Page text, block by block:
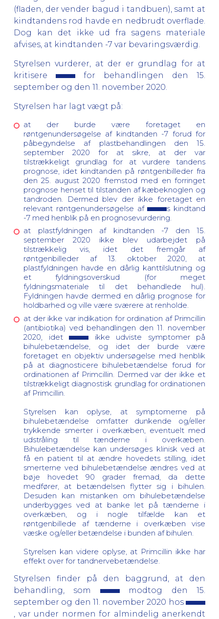
(fladen, der vender bagud i tandbuen), samt at
kindtandens rod havde en nedbrudt overflade.
Dog kan det ikke ud fra sagens materiale
afvises, at kindtanden -7 var bevaringsværdig.
Styrelsen vurderer, at der er grundlag for at
kritisere
for behandlingen den 15.
september og den 11. november 2020.
Styrelsen har lagt vægt på:
at der burde være foretaget en
røntgenundersøgelse af kindtanden -7 forud for
påbegyndelse af plastbehandlingen den 15.
september 2020 for at sikre, at der var
tilstrækkeligt grundlag for at vurdere tandens
prognose, idet kindtanden på røntgenbilleder fra
den 25. august 2020 fremstod med en forringet
prognose henset til tilstanden af kæbeknoglen og
tandroden. Dermed blev der ikke foretaget en
relevant røntgenundersøgelse af
s kindtand
-7 med henblik på en prognosevurdering.
at plastfyldningen af kindtanden -7 den 15.
september 2020 ikke blev udarbejdet på
tilstrækkelig vis, idet det fremgår af
røntgenbilleder af 13. oktober 2020, at
plastfyldningen havde en dårlig kanttilslutning og
et fyldningsoverskud (for meget
fyldningsmateriale til det behandlede hul).
Fyldningen havde dermed en dårlig prognose for
holdbarhed og ville være sværere at renholde.
at der ikke var indikation for ordination af Primcillin
(antibiotika) ved behandlingen den 11. november
2020, idet
ikke udviste symptomer på
bihulebetændelse, og idet der burde være
foretaget en objektiv undersøgelse med henblik
på at diagnosticere bihulebetændelse forud for
ordinationen af Primcillin. Dermed var der ikke et
tilstrækkeligt diagnostisk grundlag for ordinationen
af Primcillin.
Styrelsen kan oplyse, at symptomerne på
bihulebetændelse omfatter dunkende og/eller
trykkende smerter i overkæben, eventuelt med
udstråling til tænderne i overkæben.
Bihulebetændelse kan undersøges klinisk ved at
få en patient til at ændre hovedets stilling, idet
smerterne ved bihulebetændelse ændres ved at
bøje hovedet 90 grader fremad, da dette
medfører, at betændelsen flytter sig i bihulen.
Desuden kan mistanken om bihulebetændelse
underbygges ved at banke let på tænderne i
overkæben, og i nogle tilfælde kan et
røntgenbillede af tænderne i overkæben vise
væske og/eller betændelse i bunden af bihulen.
Styrelsen kan videre oplyse, at Primcillin ikke har
effekt over for tandnervebetændelse.
Styrelsen finder på den baggrund, at den
behandling, som
modtog den 15.
september og den 11. november 2020 hos
, var under normen for almindelig anerkendt